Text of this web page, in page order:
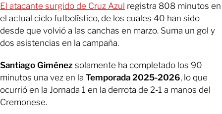
El atacante surgido de Cruz Azul registra 808 minutos en
el actual ciclo futbolístico, de los cuales 40 han sido
desde que volvió a las canchas en marzo. Suma un gol y
dos asistencias en la campaña.
Santiago Giménez solamente ha completado los 90
minutos una vez en la Temporada 2025-2026, lo que
ocurrió en la Jornada 1 en la derrota de 2-1 a manos del
Cremonese.